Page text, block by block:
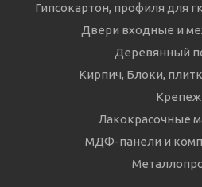
Гипсокартон, профиля для
Двери входные и
Деревянный
Кирпич, Блоки,
Крепеж
Лакокрасочные
МДФ-панели и